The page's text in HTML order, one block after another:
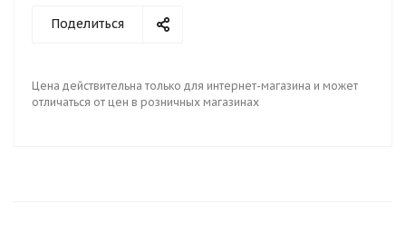
Поделиться
Цена действительна только для интернет-магазина и может
отличаться от цен в розничных магазинах